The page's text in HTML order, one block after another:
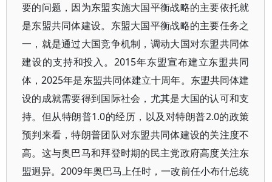
要的问题，因为东盟实施大国平衡战略的主要依托就
是东盟共同体建设。东盟大国平衡战略的主要任务之
一，就是通过大国竞争机制，调动大国对东盟共同体
建设的支持和投入。2015年东盟宣布建立东盟共同
体，2025年是东盟共同体建立十周年。东盟共同体建
设的成就需要得到国际社会，尤其是大国的认可和支
持。但从特朗普1.0的经历，以及对特朗普2.0的政策
预判来看，特朗普团队对东盟共同体建设的关注度不
高。这与奥巴马和拜登时期的民主党政府高度关注东
盟迥异。2009年奥巴马上任时，一改前任小布什总统